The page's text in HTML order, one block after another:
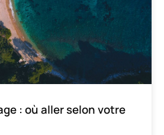
: où aller selon votre